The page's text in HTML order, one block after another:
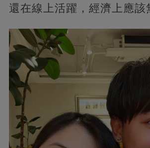
還在線上活躍，經濟上應該